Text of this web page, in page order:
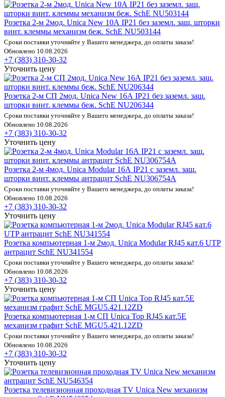
Розетка 2-м 2мод. Unica New 10А IP21 без заземл. защ. шторки
винт. клеммы механизм беж. SchE NU503144
Сроки поставки уточняйте у Вашего менеджера, до оплаты заказа!
Обновлено 10.08.2026
+7 (383) 310-30-32
Уточнить цену
Розетка 2-м СП 2мод. Unica New 16А IP21 без заземл. защ.
шторки винт. клеммы беж. SchE NU206344
Сроки поставки уточняйте у Вашего менеджера, до оплаты заказа!
Обновлено 10.08.2026
+7 (383) 310-30-32
Уточнить цену
Розетка 2-м 4мод. Unica Modular 16А IP21 с заземл. защ.
шторки винт. клеммы антрацит SchE NU306754A
Сроки поставки уточняйте у Вашего менеджера, до оплаты заказа!
Обновлено 10.08.2026
+7 (383) 310-30-32
Уточнить цену
Розетка компьютерная 1-м 2мод. Unica Modular RJ45 кат.6 UTP
антрацит SchE NU341554
Сроки поставки уточняйте у Вашего менеджера, до оплаты заказа!
Обновлено 10.08.2026
+7 (383) 310-30-32
Уточнить цену
Розетка компьютерная 1-м СП Unica Top RJ45 кат.5E
механизм графит SchE MGU5.421.12ZD
Сроки поставки уточняйте у Вашего менеджера, до оплаты заказа!
Обновлено 10.08.2026
+7 (383) 310-30-32
Уточнить цену
Розетка телевизионная проходная TV Unica New механизм